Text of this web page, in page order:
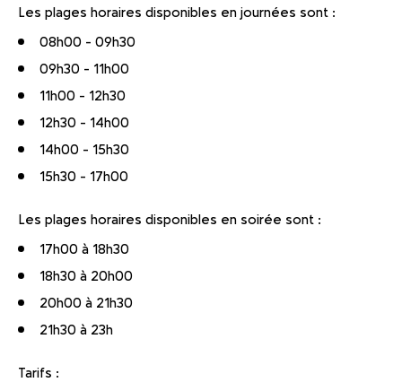
Les plages horaires disponibles en journées sont :
08h00 - 09h30
09h30 - 11h00
11h00 - 12h30
12h30 - 14h00
14h00 - 15h30
15h30 - 17h00
Les plages horaires disponibles en soirée sont :
17h00 à 18h30
18h30 à 20h00
20h00 à 21h30
21h30 à 23h
Tarifs :